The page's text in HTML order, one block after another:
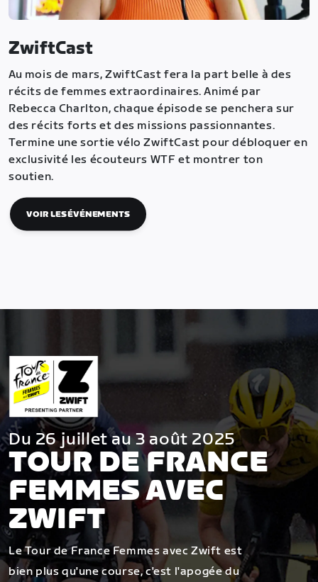
ZwiftCast
Au mois de mars, ZwiftCast fera la part belle à des
récits de femmes extraordinaires. Animé par
Rebecca Charlton, chaque épisode se penchera sur
des récits forts et des missions passionnantes.
Termine une sortie vélo ZwiftCast pour débloquer en
exclusivité les écouteurs WTF et montrer ton
soutien.
VOIR LES ÉVÉNEMENTS
Du 26 juillet au 3 août 2025
TOUR DE FRANCE
FEMMES AVEC
ZWIFT
Le Tour de France Femmes avec Zwift est
bien plus qu'une course, c'est l'apogée du